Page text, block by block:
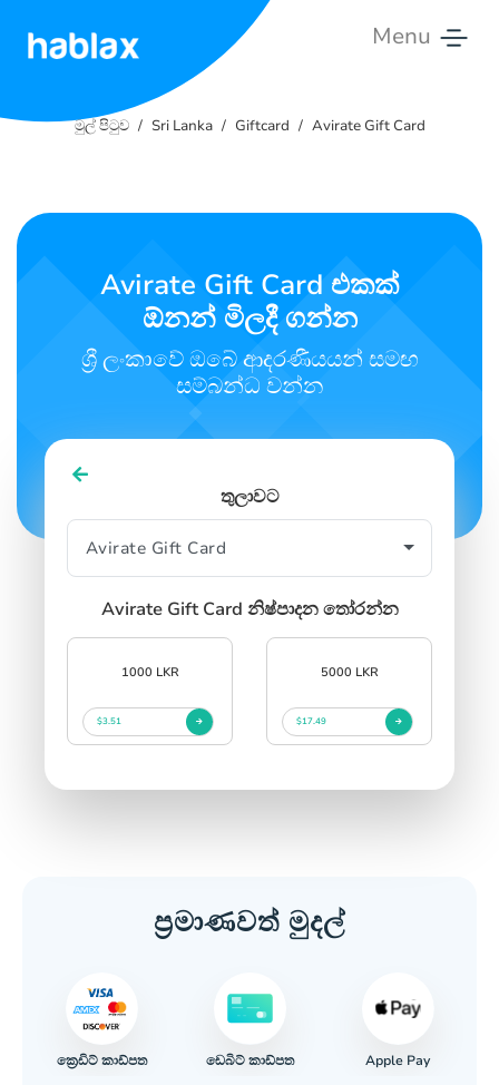
Menu
සේවි
සම්බන්ධ
සිංහල
SIGN INSIGN UP
මුල් පිටුව Sri Lanka Giftcard Avirate Gift Card
Avirate Gift Card එකක්
ඕනන් මිලදී ගන්න
ශ්‍රී ලංකාවේ ඔබේ ආදරණීයයන් සමඟ
සම්බන්ධ වන්න
තුලාවට
Avirate Gift Card නිෂ්පාදන තෝරන්න
1000 LKR
$3.51
5000 LKR
$17.49
ප්‍රමාණවත් මුදල්
ක්‍රෙඩිට් කාඩ්පත ඩෙබිට් කාඩ්පත Apple Pay